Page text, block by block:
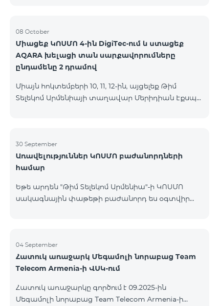
08 October
Միացեք ԿՈՍՄՈ 4-ին DigiTec-ում և ստացեք
AQARA խելացի տան սարքավորումները
ընդամենը 2 դրամով
Միայն հոկտեմբերի 10, 11, 12-ին, այցելեք Թիմ
Տելեկոմ Արմենիայի տաղավար Մերիդիան Էքսպո
բաժանորդագրությամբ և ստացեք
հնարավորություն ձեռք բերել AQARA Խելացի Տան
համակարգերը ընդամենը 2 դրամով․ AQARA
Ղեկավարման Սարք M100 (Hub M100) Միանալու
համար պարզապես պետք է անձնագրով
30 September
Առավելություններ ԿՈՍՄՈ բաժանորդների
համար
Եթե արդեն "Թիմ Տելեկոմ Արմենիա"-ի ԿՈՍՄՈ
սակագնային փաթեթի բաժանորդ ես օգտվիր
մեկ հպումով ու անսպառ ինտերնետով Smart
Place-ի Aqara սարքավորումներով։ ԿՈՍՄՈ
ծառայությունների փաթեթների գործող բոլոր
բերելու Aqara ապրանքանիշի խելացի
սարքավորումները հատուկ պայմաններով։
04 September
Հատուկ առաջարկ Մեգամոլի նորաբաց Team
Telecom Armenia-ի ՎՍԿ-ում
Հատուկ առաջարկը գործում է 09.2025-ին
Մեգամոլի նորաբաց Team Telecom Armenia-ի